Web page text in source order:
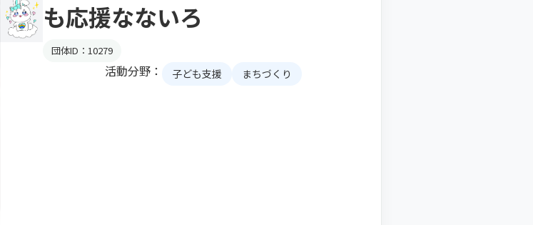
も応援なないろ
団体ID：10279
活動分野： 子ども支援 まちづくり